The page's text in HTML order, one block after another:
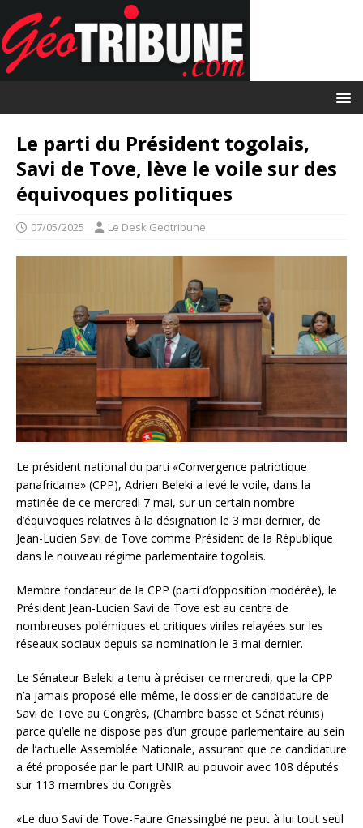
Le parti du Président togolais,
Savi de Tove, lève le voile sur des
équivoques politiques
07/05/2025 Le Desk Geotribune
Le président national du parti «Convergence patriotique
panafricaine» (CPP), Adrien Beleki a levé le voile, dans la
matinée de ce mercredi 7 mai, sur un certain nombre
d’équivoques relatives à la désignation le 3 mai dernier, de
Jean-Lucien Savi de Tove comme Président de la République
dans le nouveau régime parlementaire togolais.
Membre fondateur de la CPP (parti d’opposition modérée), le
Président Jean-Lucien Savi de Tove est au centre de
nombreuses polémiques et critiques viriles relayées sur les
réseaux sociaux depuis sa nomination le 3 mai dernier.
Le Sénateur Beleki a tenu à préciser ce mercredi, que la CPP
n’a jamais proposé elle-même, le dossier de candidature de
Savi de Tove au Congrès, (Chambre basse et Sénat réunis)
parce qu’elle ne dispose pas d’un groupe parlementaire au sein
de l’actuelle Assemblée Nationale, assurant que ce candidature
a été proposée par le part UNIR au pouvoir avec 108 députés
sur 113 membres du Congrès.
«Le duo Savi de Tove-Faure Gnassingbé ne peut à lui tout seul